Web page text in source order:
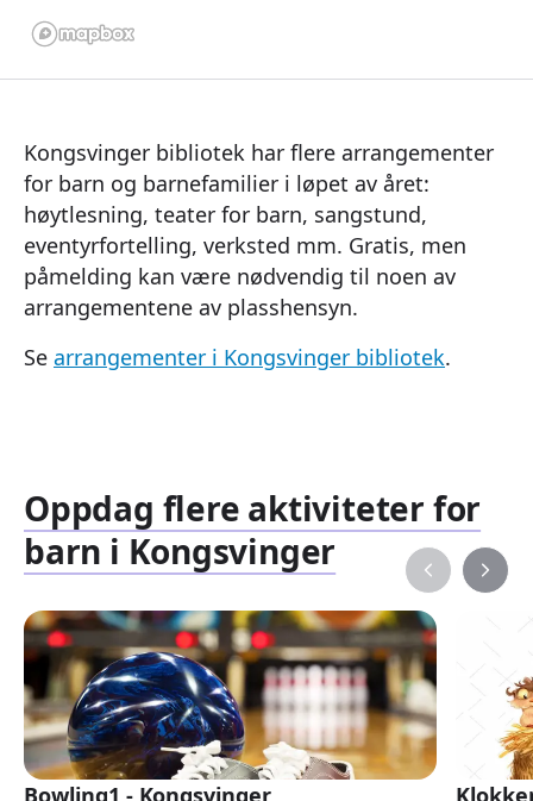
Kongsvinger bibliotek har flere arrangementer
for barn og barnefamilier i løpet av året:
høytlesning, teater for barn, sangstund,
eventyrfortelling, verksted mm. Gratis, men
påmelding kan være nødvendig til noen av
arrangementene av plasshensyn.
Se arrangementer i Kongsvinger bibliotek.
Oppdag flere aktiviteter for
barn i Kongsvinger
Bowling1 - Kongsvinger